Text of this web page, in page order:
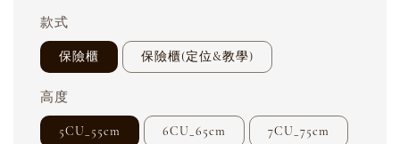
款式
保險櫃 保險櫃(定位&教學)
高度
5CU_55cm 6CU_65cm 7CU_75cm